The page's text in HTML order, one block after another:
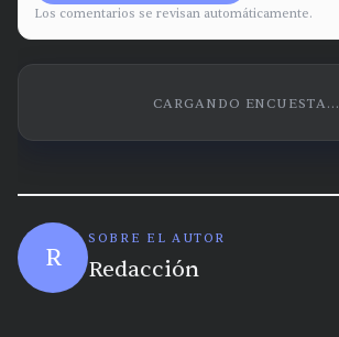
Los comentarios se revisan automáticamente.
CARGANDO ENCUESTA...
R
SOBRE EL AUTOR
Redacción